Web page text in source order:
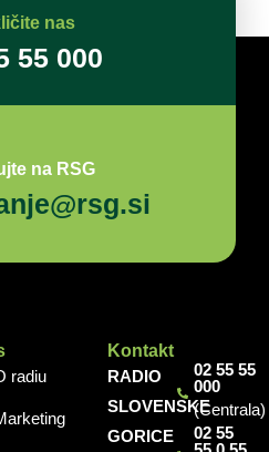
nas
55 000
na RSG
radiu
Kontakt
RADIO
SLOVENSKE
GORICE
02 55 55
000
(Centrala)
02 55